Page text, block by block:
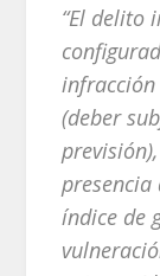
“El delito
(deber
presencia
índice de